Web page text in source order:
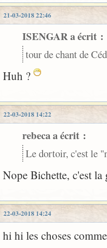
21-03-2018 22:46
ISENGAR a écrit :
tour de chant de
Huh ?
22-03-2018 14:22
rebeca a écrit :
Le dortoir, c'est le
Nope Bichette, c'est
22-03-2018 14:24
hi hi les choses